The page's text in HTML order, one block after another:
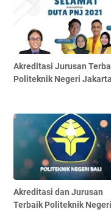
Akreditasi Jurusan
Politeknik Negeri Jakarta
Akreditasi dan Jurusan
Terbaik Politeknik